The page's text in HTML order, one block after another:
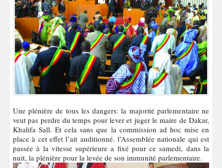
Une plénière de tous les dangers: la majorité parlementaire ne
veut pas perdre du temps pour lever et juger le maire de Dakar,
Khalifa Sall. Et cela sans que la commission ad hoc mise en
place à cet effet l’ait auditionné. l’Assemblée nationale qui est
passée à la vitesse supérieure a fixé pour ce samedi, dans la
nuit, la plénière pour la levée de son immunité parlementaire.